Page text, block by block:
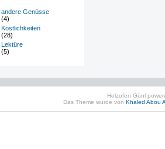
andere Genüsse
(4)
Köstlichkeiten
(28)
Lektüre
(5)
Holzofen Günl
Das Theme wurde von Khaled Abou